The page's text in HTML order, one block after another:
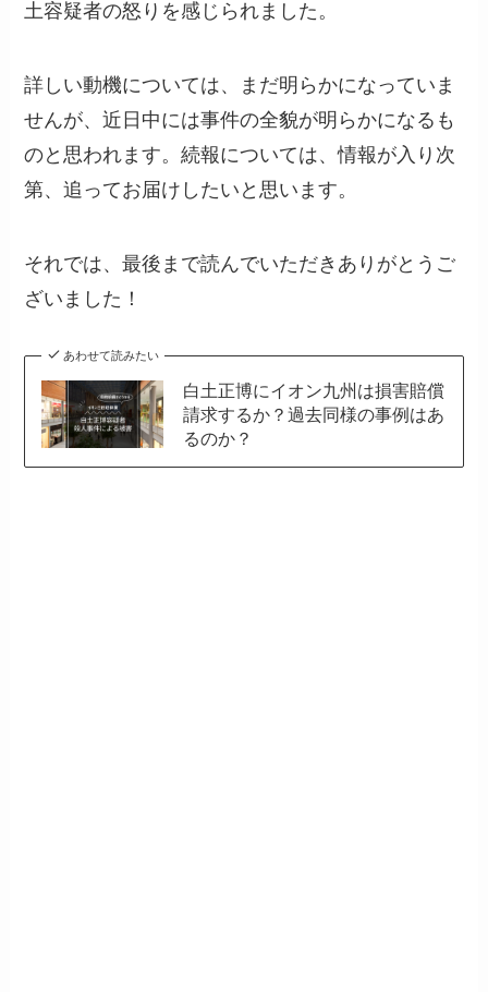
土容疑者の怒りを感じられました。
詳しい動機については、まだ明らかになっていま
せんが、近日中には事件の全貌が明らかになるも
のと思われます。続報については、情報が入り次
第、追ってお届けしたいと思います。
それでは、最後まで読んでいただきありがとうご
ざいました！
あわせて読みたい
白土正博にイオン九州は損害賠償
請求するか？過去同様の事例はあ
るのか？